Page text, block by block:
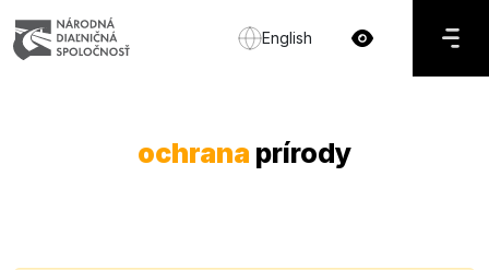
English
ochrana prírody